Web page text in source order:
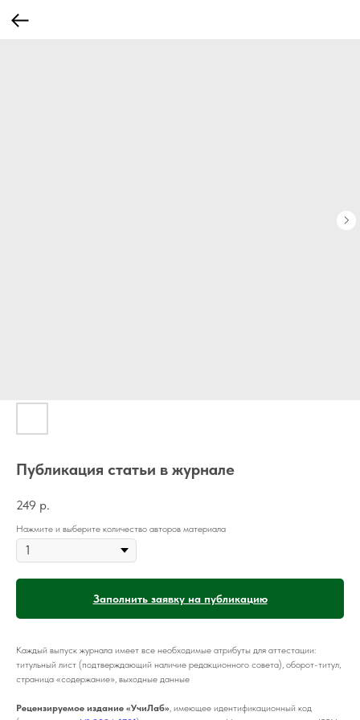
Публикация статьи в журнале
249 р.
Нажмите и выберите количество авторов материала
Заполнить заявку на публикацию
Каждый выпуск журнала имеет все необходимые атрибуты для аттестации:
титульный лист (подтверждающий наличие редакционного совета), оборот-титул,
страница «содержание», выходные данные
Рецензируемое издание «УчиЛаб», имеющее идентификационный код